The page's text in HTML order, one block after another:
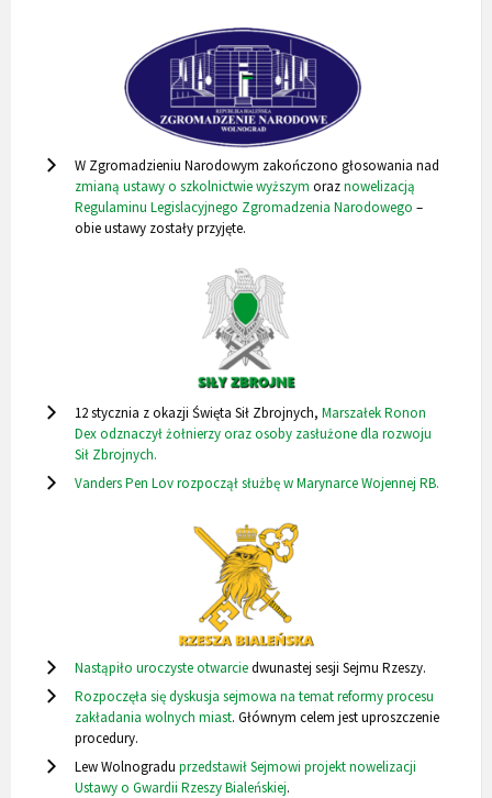
W Zgromadzieniu Narodowym zakończono głosowania nad
zmianą ustawy o szkolnictwie wyższym oraznowelizacją
Regulaminu Legislacyjnego Zgromadzenia Narodowego –
obie ustawy zostały przyjęte.
12 stycznia z okazji Święta Sił Zbrojnych, Marszałek Ronon
Dex odznaczył żołnierzy oraz osoby zasłużone dla rozwoju
Sił Zbrojnych.
Vanders Pen Lov rozpoczął służbę w Marynarce Wojennej RB.
Nastąpiło uroczyste otwarciedwunastej sesji Sejmu Rzeszy.
Rozpoczęła się dyskusja sejmowa na temat reformy procesu
zakładania wolnych miast. Głównym celem jest uproszczenie
procedury.
Lew Wolnogradu przedstawił Sejmowi projekt nowelizacji
Ustawy o Gwardii Rzeszy Bialeńskiej.